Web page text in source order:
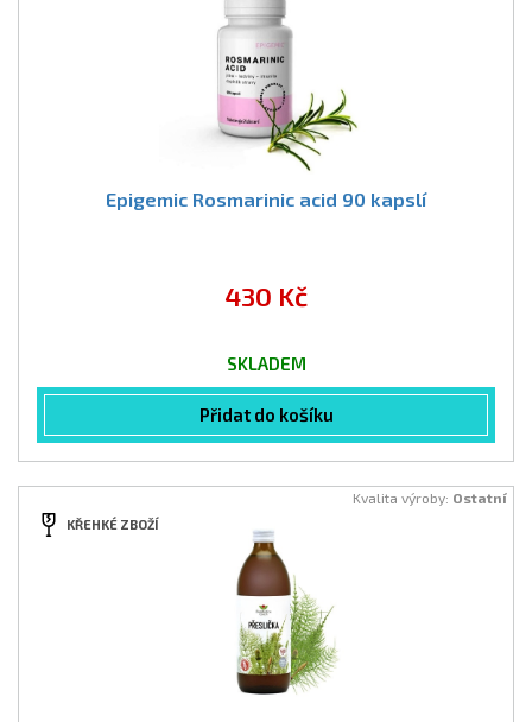
Epigemic Rosmarinic acid 90 kapslí
430 Kč
SKLADEM
Přidat do košíku
Kvalita výroby: Ostatní
KŘEHKÉ ZBOŽÍ